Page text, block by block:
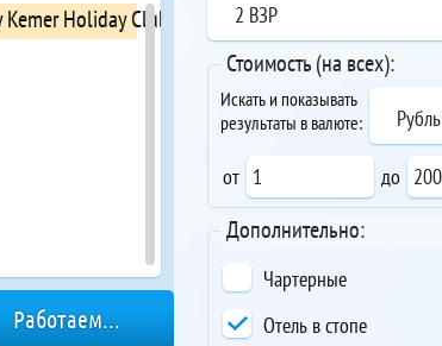
Holiday Club 2 ВЗР
Стоимость (на всех):
Искать и показывать
результаты в валюте:
Рубль
от до
Дополнительно:
Чартерные
Отель в стопе